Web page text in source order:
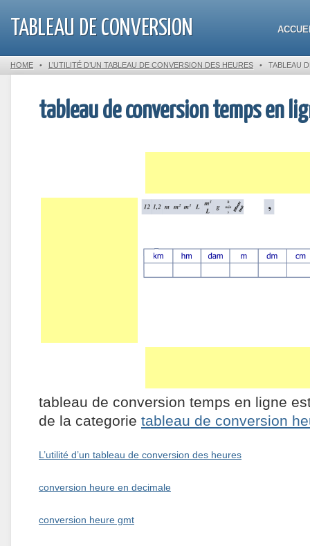
TABLEAU DE CONVERSION
HOME • L’UTILITÉ D’UN TABLEAU DE CONVERSION DES HEURES • TABLEAU
tableau de conversion temps en
tableau de conversion temps en ligne
de la categorie tableau de conversion
L’utilité d’un tableau de conversion des heures
conversion heure en decimale
conversion heure gmt